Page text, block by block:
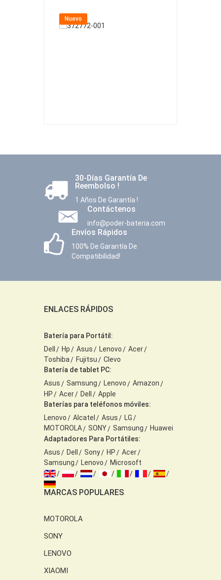
Nuevo
30-Días Garantía De
Reembolso !
1 Años De Garantía !
Contáctenos
info@poder-bateria.com
Envíos Rápidos
100% De Garantía De
Compatibilidad!
ENLACES RÁPIDOS
Batería para Portátil:
Dell
Hp Asus Lenovo
Acer
Toshiba
Fujitsu
Clevo
Batería de tablet PC:
Asus
Samsung Lenovo
Amazon
HP
Acer Dell
Apple
Baterías para teléfonos móviles:
Lenovo
Alcatel Asus
LG
MOTOROLA
SONY Samsung
Huawei
Adaptadores Para Portátiles:
Asus
Dell Sony HP
Acer
Samsung
Lenovo Microsoft
MARCAS POPULARES
MOTOROLA
SONY
LENOVO
XIAOMI